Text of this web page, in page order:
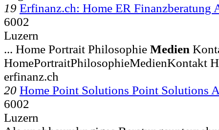
19 Erfinanz.ch: Home ER Finanzberatung
6002
Luzern
... Home Portrait Philosophie Medien
HomePortraitPhilosophieMedienKontakt
erfinanz.ch
20 Home Point Solutions Point Solutions
6002
Luzern